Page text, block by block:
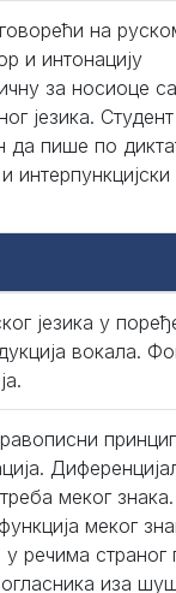
на
и интонацију
за носиоце
језика.
да пише по
језика у
вокала.
меког знака.
меког
речима страног
иза